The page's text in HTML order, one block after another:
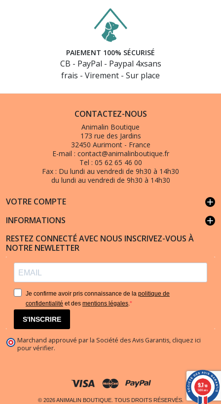
(1 avis)
(1 avis)
PAIEMENT 100% SÉCURISÉ
CB - PayPal - Paypal 4xsans
frais - Virement - Sur place
CONTACTEZ-NOUS
Animalin Boutique
173 rue des Jardins
32450 Aurimont - France
E-mail : contact@animalinboutique.fr
Tel : 05 62 65 46 00
Fax : Du lundi au vendredi de 9h30 à 14h30
du lundi au vendredi de 9h30 à 14h30
VOTRE COMPTE add
INFORMATIONS add
RESTEZ CONNECTÉ AVEC NOUS INSCRIVEZ-VOUS À
NOTRE NEWLETTER
Je confirme avoir pris connaissance de la politique de
confidentialité et des mentions légales.
S'INSCRIRE
Marchand approuvé par la Société des Avis Garantis, cliquez ici
pour vérifier.
© 2026 ANIMALIN BOUTIQUE. TOUS DROITS RÉSERVÉS.
9.7/10
5836 avis